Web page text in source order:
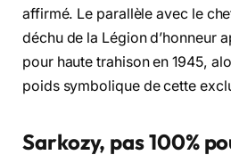
affirmé. Le parallèle avec le
déchu de la Légion d’honneur
pour haute trahison en 1945,
poids symbolique de cette
Sarkozy, pas 100%